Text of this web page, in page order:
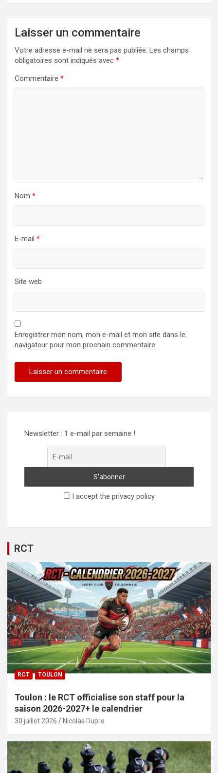
Laisser un commentaire
Votre adresse e-mail ne sera pas publiée. Les champs
obligatoires sont indiqués avec *
Commentaire *
Nom *
E-mail *
Site web
Enregistrer mon nom, mon e-mail et mon site dans le
navigateur pour mon prochain commentaire.
Newsletter : 1 e-mail par semaine !
I accept the privacy policy
RCT
RCT TOULON
Toulon : le RCT officialise son staff pour la
saison 2026-2027+ le calendrier
30 juillet 2026 Nicolas Dupre